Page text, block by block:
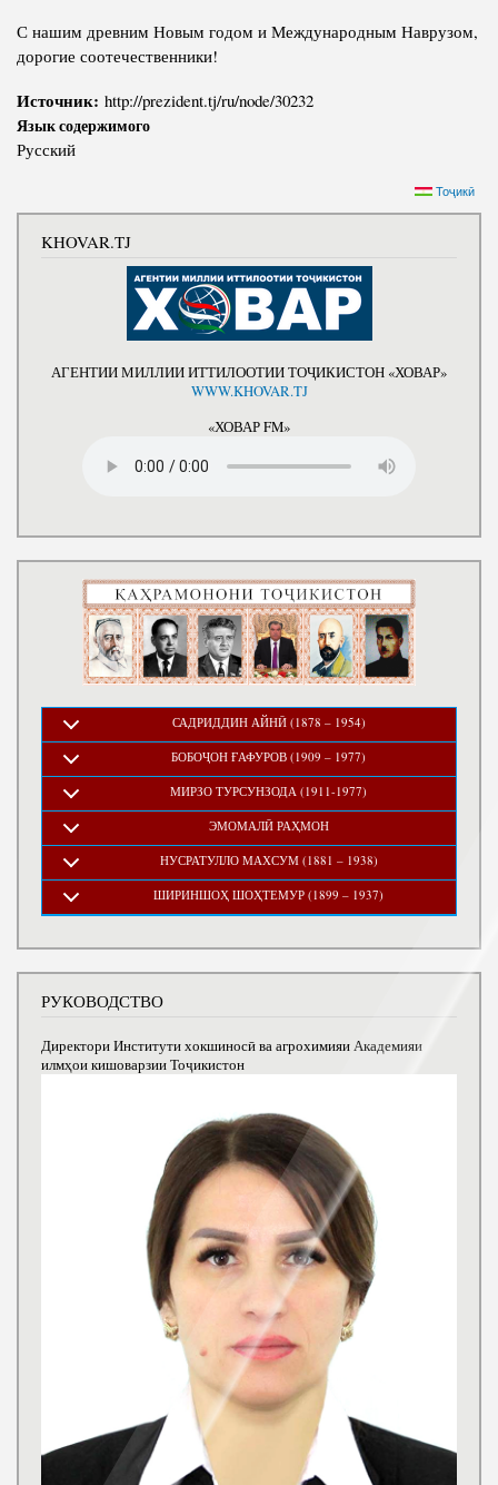
С нашим древним Новым годом и Международным Наврузом,
дорогие соотечественники!
Источник: http://prezident.tj/ru/node/30232
Язык содержимого
Русский
Тоҷикӣ
KHOVAR.TJ
АГЕНТИИ МИЛЛИИ ИТТИЛООТИИ ТОҶИКИСТОН «ХОВАР»
WWW.KHOVAR.TJ
«ХОВАР FM»
САДРИДДИН АЙНӢ (1878 – 1954)
БОБОҶОН ҒАФУРОВ (1909 – 1977)
МИРЗО ТУРСУНЗОДА (1911-1977)
ЭМОМАЛӢ РАҲМОН
НУСРАТУЛЛО МАХСУМ (1881 – 1938)
ШИРИНШОҲ ШОҲТЕМУР (1899 – 1937)
РУКОВОДСТВО
Директори Институти хокшиносӣ ва агрохимияи Академияи
илмҳои кишоварзии Тоҷикистон